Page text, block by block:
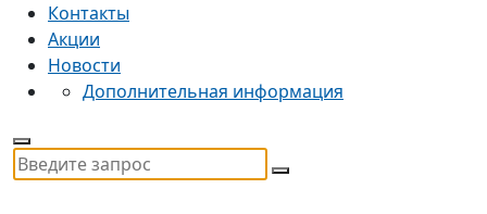
Контакты
Акции
Новости
Дополнительная информация